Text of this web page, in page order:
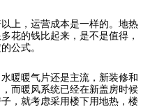
上，运营成本是一样的。地热
花的钱比起来，是不是值得，
公式。
暖暖气片还是主流，新装修和
而暖风系统已经在新盖房时候
，就考虑采用楼下用地热，楼